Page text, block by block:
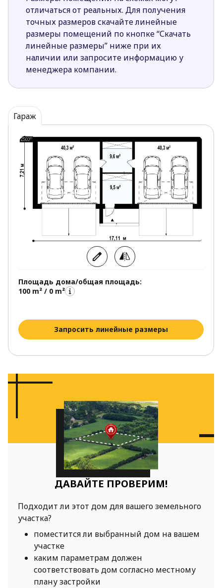
пожелает – площадь это позволяет.
Помещение гаража разделено на
функциональные зоны, в двух из которых
можно создать условия для ремонта и
содержания автопарка.
Два отдельных въезда перекрываются
автоматическими воротами, что подчеркивает
комфорт и презентабельность гаража.
Тем, кого интересует вместительный гараж из
газобетона, проекты которого рассчитаны на
присмотреться к проекту Zg27!
отличаться от реальных. Для получения
точных размеров скачайте линейные
размеры помещений по кнопке “Скачать
линейные размеры” ниже при их
наличии или запросите информацию у
менеджера компании.
Гараж
Площадь дома/общая площадь:
100 m² / 0 m²
Запросить линейные размеры
ДАВАЙТЕ ПРОВЕРИМ!
Подходит ли этот дом для вашего земельного
участка?
поместится ли выбранный дом на вашем
участке
каким параметрам должен
соответствовать дом согласно местному
плану застройки